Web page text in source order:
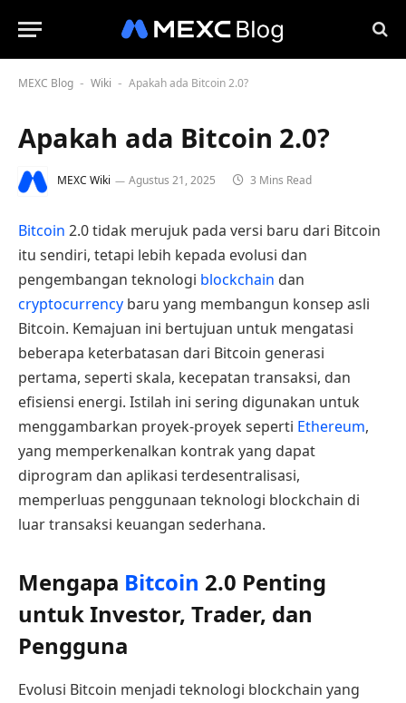
MEXC Blog - Wiki - Apakah ada Bitcoin 2.0?
Apakah ada Bitcoin 2.0?
MEXC Wiki Agustus 21, 2025 3 Mins Read
Bitcoin 2.0 tidak merujuk pada versi baru dari Bitcoin
itu sendiri, tetapi lebih kepada evolusi dan
pengembangan teknologi blockchain dan
cryptocurrency baru yang membangun konsep asli
Bitcoin. Kemajuan ini bertujuan untuk mengatasi
beberapa keterbatasan dari Bitcoin generasi
pertama, seperti skala, kecepatan transaksi, dan
efisiensi energi. Istilah ini sering digunakan untuk
menggambarkan proyek-proyek seperti Ethereum,
yang memperkenalkan kontrak yang dapat
diprogram dan aplikasi terdesentralisasi,
memperluas penggunaan teknologi blockchain di
luar transaksi keuangan sederhana.
Mengapa Bitcoin 2.0 Penting
untuk Investor, Trader, dan
Pengguna
Evolusi Bitcoin menjadi teknologi blockchain yang